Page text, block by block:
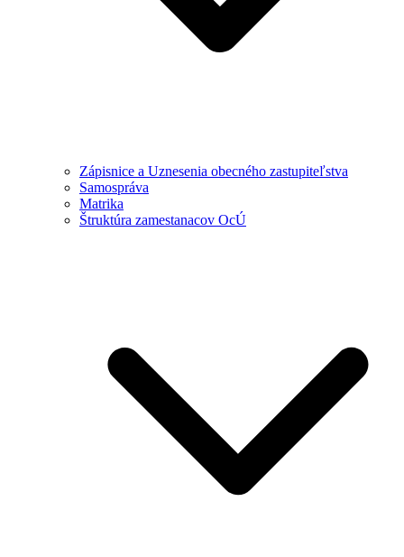
Zápisnice a Uznesenia obecného zastupiteľstva
Samospráva
Matrika
Štruktúra zamestanacov OcÚ